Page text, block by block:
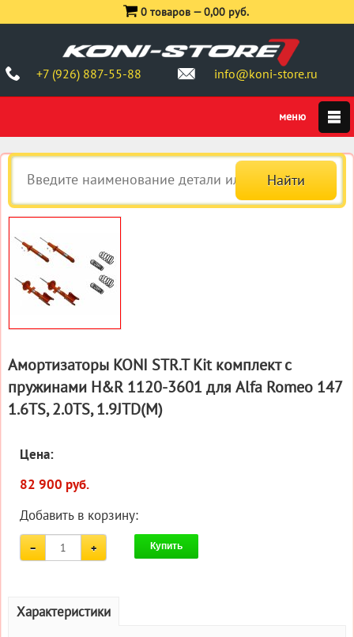
+7 (926) 887-55-88 info@koni-store.ru
0 товаров —0,00 руб.
Амортизаторы KONI STR.T Kit комплект c
пружинами H&R 1120-3601 для Alfa Romeo 147
1.6TS, 2.0TS, 1.9JTD(M)
Цена:
82 900 руб.
Добавить в корзину:
Купить
Характеристики